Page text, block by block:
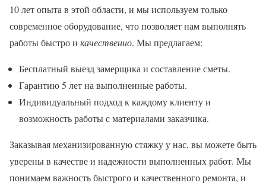
10 лет опыта в этой области, и мы используем только
современное оборудование, что позволяет нам выполнять
работы быстро и качественно. Мы предлагаем:
Бесплатный выезд замерщика и составление сметы.
Гарантию 5 лет на выполненные работы.
Индивидуальный подход к каждому клиенту и
возможность работы с материалами заказчика.
Заказывая механизированную стяжку у нас, вы можете быть
уверены в качестве и надежности выполненных работ. Мы
понимаем важность быстрого и качественного ремонта, и